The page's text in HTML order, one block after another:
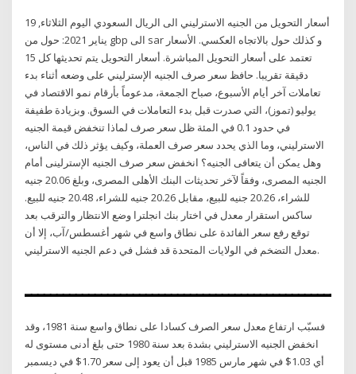
أسعار التحويل من الجنيه الاسترليني الى الريال السعودي اليوم الثلاثاء, 19
يناير 2021: حول من gbp الى sar و كذلك حول بالاتجاه العكسي. الأسعار
تعتمد على أسعار التحويل المباشرة. أسعار التحويل يتم تحديثها كل 15
دقيقة تقريبا. حافظ سعر صرف الجنيه الإسترليني على وضعه أثناء بدء
تعاملات آخر أيام الأسبوع، صباح الجمعة، مدعوماً بأرقام نمو الاقتصاد في
يوليو (تموز)، التي صدرت قبل بدء التعاملات في السوق. وبزيادة طفيفة
في حدود 0.1 في المئة ظل سعر صرف لماذا تنخفض قيمة الجنيه
الاسترليني، وما الذي يحدد سعر صرف العملة، وكيف يؤثر ذلك في الناس،
وهل يمكن أن يتعافى الجنيه؟ انخفض سعر صرف الجنيه الإسترلينى أمام
الجنيه المصرى، وفقاً لآخر تحديثات البنك الأهلى المصرى، وبلغ 20.06 جنيه
للشراء، 20.26 جنيه للبيع، مقابل 20.26 جنيه للشراء، 20.48 جنيه للبيع.
ساكس استقرار معدل في اختار بنك انجلترا وضع الانتظار والترقب بعد
توقع رفع سعر الفائدة على نطاق واسع في شهر أغسطس/آب، إلا أن
معدل التضخم في الولايات المتحدة قد فشل في دعم الجنيه الاسترليني.
فسبّب ارتفاع معدل سعر الصرف كسادا على نطاق واسع سنة 1981، وقد
انخفض الجنيه الاسترليني بشدة بعد سنة 1980 حتى بلغ أدنى مستوى له
أي 1.03$ في شهر مارس 1985 قبل أن يعود إلى سعر 1.70$ في ديسمبر